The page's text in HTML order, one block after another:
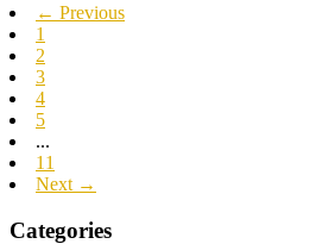
← Previous
1
2
3
4
5
...
11
Next →
Categories